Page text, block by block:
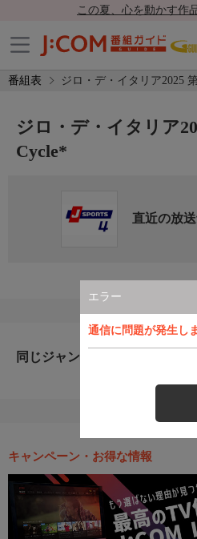
この夏、心を動かす作
番組表 ジロ・デ・イタリア2025
エラー
通信に問題が発生し
ジロ・デ・イタリア
Cycle*
直近の放
同じジャンルのおすすめ番組
キャンペーン・お得な情報